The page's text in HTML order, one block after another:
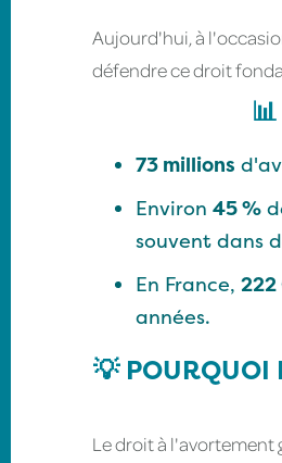
Aujourd'hui, à
défendre ce droit
73 millions
Environ 45 %
souvent dans
En France, 222
années.
💡 POURQUOI
Le droit à l'avortement